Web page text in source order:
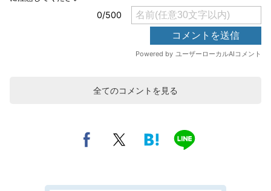
全てのコメントを見る